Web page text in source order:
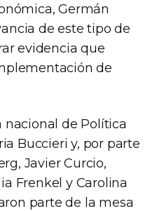
Germán
de este tipo de
evidencia que
de
de Política
Buccieri y, por parte
Javier Curcio,
Frenkel y Carolina
parte de la mesa